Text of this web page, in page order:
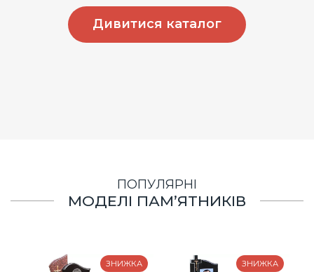
Дивитися каталог
ПОПУЛЯРНІ
МОДЕЛІ ПАМ’ЯТНИКІВ
ЗНИЖКА ЗНИЖКА